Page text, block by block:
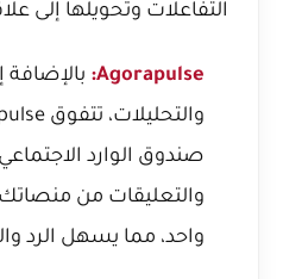
التفاعلات وتحويلها إلى
Agorapulse: بالإضافة
صندوق الوارد
والتعليقات من
واحد، مما يسهل الرد